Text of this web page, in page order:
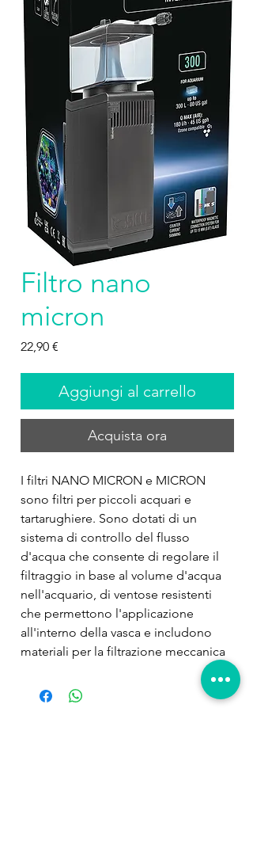
Filtro nano
micron
22,90 €
Aggiungi al carrello
Acquista ora
I filtri NANO MICRON e MICRON
sono filtri per piccoli acquari e
tartarughiere. Sono dotati di un
sistema di controllo del flusso
d'acqua che consente di regolare il
filtraggio in base al volume d'acqua
nell'acquario, di ventose resistenti
che permettono l'applicazione
all'interno della vasca e includono
materiali per la filtrazione meccanica
e biologica. Sono previste inoltre
cartucce di ricambio per diverse